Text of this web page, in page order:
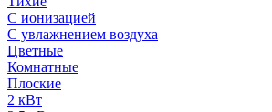
С ионизацией
С увлажнением воздуха
Цветные
Комнатные
Плоские
2 кВт